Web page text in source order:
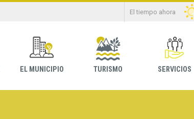
El tiempo ahora
EL MUNICIPIO TURISMO SERVICIOS